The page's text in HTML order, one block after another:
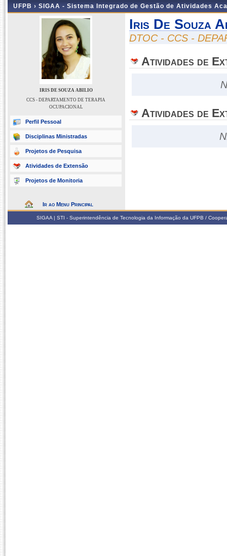
UFPB › SIGAA - Sistema Integrado de Gestão de Atividades
IRIS DE SOUZA ABILIO
CCS - DEPARTAMENTO DE TERAPIA
OCUPACIONAL
Perfil Pessoal
Disciplinas Ministradas
Projetos de Pesquisa
Atividades de Extensão
Projetos de Monitoria
Ir ao Menu Principal
Iris De Souza
DTOC - CCS -
Atividades de
Atividades de
SIGAA | STI - Superintendência de Tecnologia da Informação da UFPB /